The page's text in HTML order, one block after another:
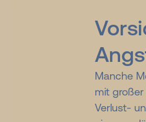
Manche
mit großer
Verlust-